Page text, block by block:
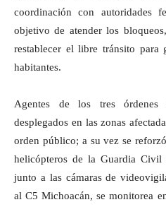
coordinación con autoridades
objetivo de atender los
restablecer el libre tránsito para
habitantes.
Agentes de los tres órdenes
desplegados en las zonas
orden público; a su vez se
helicópteros de la Guardia
junto a las cámaras de
al C5 Michoacán, se monitorea